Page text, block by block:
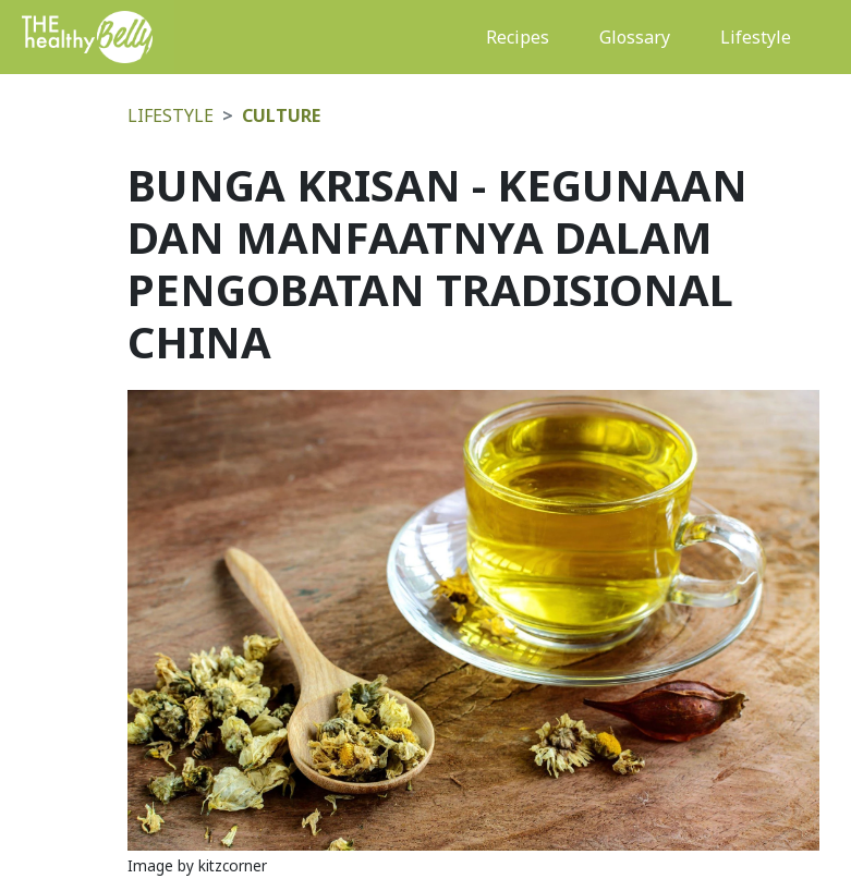
Recipes (current)Glossary Lifestyle
LIFESTYLE CULTURE
BUNGA KRISAN - KEGUNAAN
DAN MANFAATNYA DALAM
PENGOBATAN TRADISIONAL
CHINA
Image by kitzcorner